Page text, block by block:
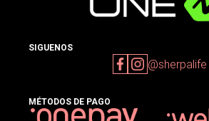
SIGUENOS
@sherpalife
MÉTODOS DE PAGO